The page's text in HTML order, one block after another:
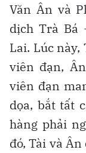
Văn Ân và
dịch Trà Bá
Lai. Lúc
viên đạn,
viên đạn
dọa, bắt tất
hàng phải
đó, Tài và